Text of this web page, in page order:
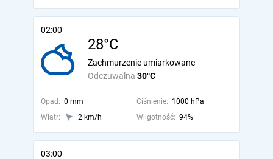
02:00
28°C
Odczuwalna 30°C
Zachmurzenie umiarkowane
Opad: 0 mm Ciśnienie: 1000 hPa
Wiatr:
2 km/h Wilgotność: 94%
03:00